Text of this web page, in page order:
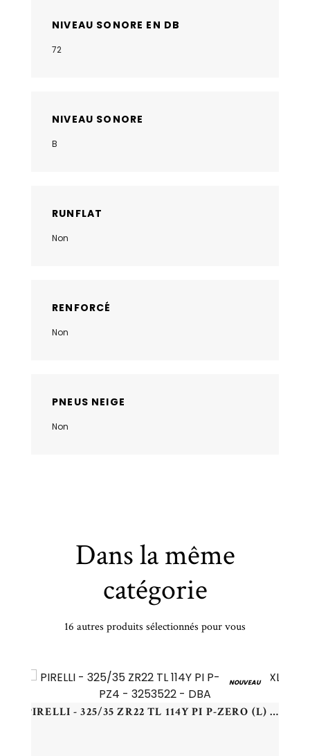
NIVEAU SONORE EN DB
72
NIVEAU SONORE
B
RUNFLAT
Non
RENFORCÉ
Non
PNEUS NEIGE
Non
Dans la même
catégorie
16 autres produits sélectionnés pour vous
NOUVEAU
PIRELLI - 325/35 ZR22 TL 114Y PI P-ZERO (L) XL PZ4 - 3253522 - DBA